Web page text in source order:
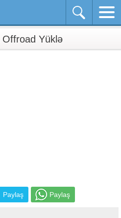
Offroad Yüklə
Paylaş Paylaş